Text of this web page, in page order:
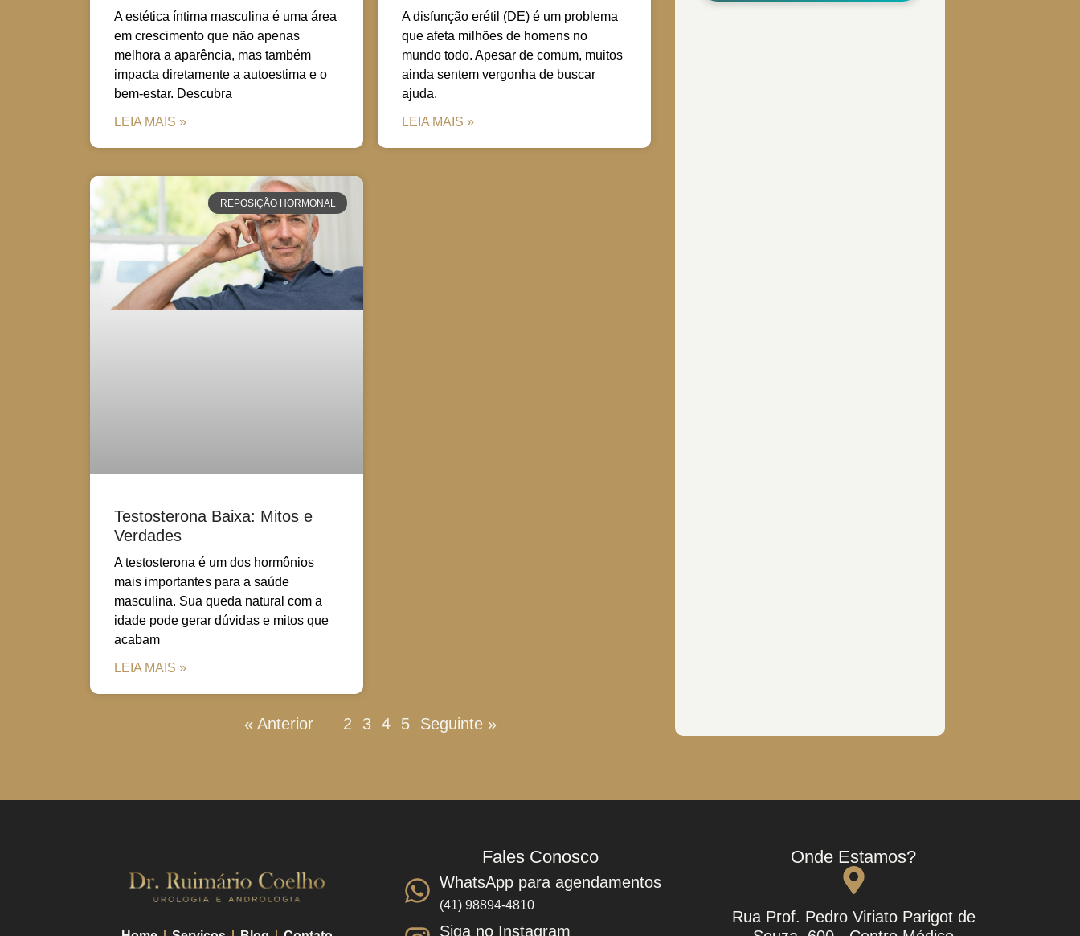
A estética íntima masculina é uma área
em crescimento que não apenas
melhora a aparência, mas também
impacta diretamente a autoestima e o
bem-estar. Descubra
LEIA MAIS »
A disfunção erétil (DE) é um problema
que afeta milhões de homens no
mundo todo. Apesar de comum, muitos
ainda sentem vergonha de buscar
ajuda.
LEIA MAIS »
REPOSIÇÃO HORMONAL
Testosterona Baixa: Mitos e
Verdades
A testosterona é um dos hormônios
mais importantes para a saúde
masculina. Sua queda natural com a
idade pode gerar dúvidas e mitos que
acabam
LEIA MAIS »
« Anterior 2 3 4 5 Seguinte »
Fales Conosco
WhatsApp para agendamentos
(41) 98894-4810
Siga no Instagram
Onde Estamos?
Rua Prof. Pedro Viriato Parigot de